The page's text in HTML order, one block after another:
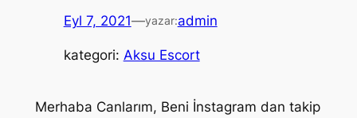
Eyl 7, 2021—yazar:admin
kategori: Aksu Escort
Merhaba Canlarım, Beni İnstagram dan takip